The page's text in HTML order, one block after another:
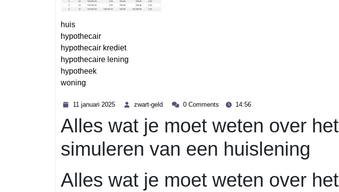
huis
hypothecair
hypothecair krediet
hypothecaire lening
hypotheek
woning
11 januari 2025
2025
zwart-geld
zwart- 0 Comments 14:56
Alles wat je moet weten over het
simuleren van een huislening
Alles wat je moet weten over het